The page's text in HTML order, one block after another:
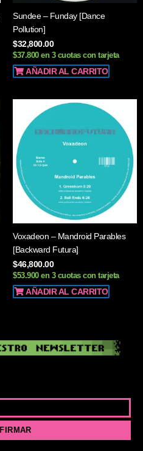
Sundee – Funday [Dance
Pollution]
$32,800.00
$37.800 en 3 cuotas con tarjeta
AÑADIR AL CARRITO
Voxadeon – Mandroid Parables
[Backward Futura]
$46,800.00
$53.900 en 3 cuotas con tarjeta
AÑADIR AL CARRITO